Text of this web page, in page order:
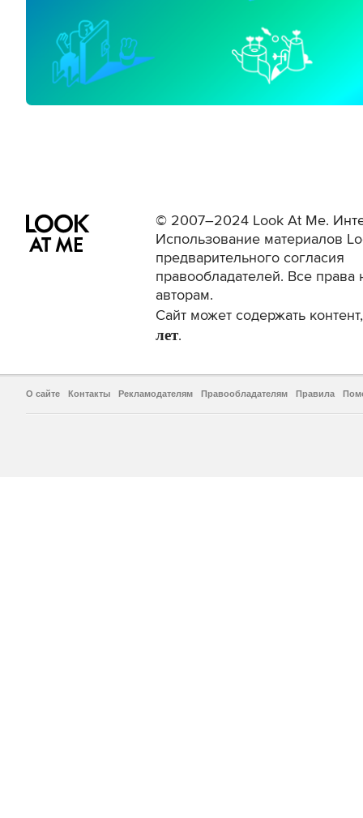
© 2007–2024 Look At Me.
Использование материалов
предварительного согласия
правообладателей. Все права
авторам.
Сайт может содержать
лет.
О сайте Контакты Рекламодателям Правообладателям Правила